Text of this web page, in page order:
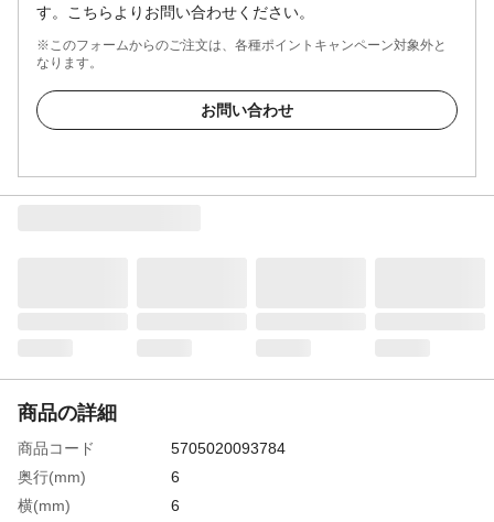
す。こちらよりお問い合わせください。
※このフォームからのご注文は、各種ポイントキャンペーン対象外と
なります。
お問い合わせ
商品の詳細
商品コード
5705020093784
奥行(mm)
6
横(mm)
6